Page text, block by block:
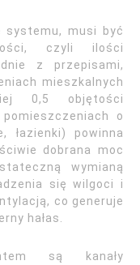
systemu, musi być
czyli ilości
z przepisami,
mieszkalnych
0,5 objętości
o
łazienki) powinna
dobrana moc
wymianą
się wilgoci i
co generuje
hałas.
są kanały